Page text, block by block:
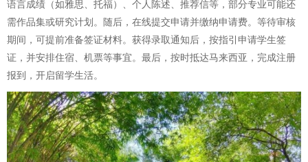
语言成绩（如雅思、托福）、个人陈述、推荐信等，部分专业可能还
需作品集或研究计划。随后，在线提交申请并缴纳申请费。等待审核
期间，可提前准备签证材料。获得录取通知后，按指引申请学生签
证，并安排住宿、机票等事宜。最后，按时抵达马来西亚，完成注册
报到，开启留学生活。